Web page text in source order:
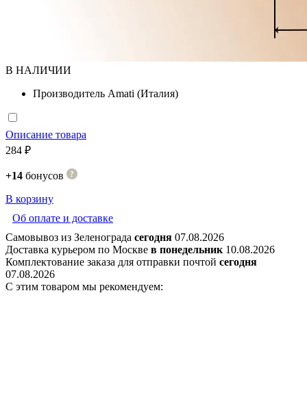
В НАЛИЧИИ
Производитель Amati (Италия)
Описание товара
284 ₽
+14 бонусов
В корзину
Об оплате и доставке
Самовывоз из Зеленограда сегодня 07.08.2026
Доставка курьером по Москве в понедельник 10.08.2026
Комплектование заказа для отправки почтой сегодня
07.08.2026
С этим товаром мы рекомендуем: